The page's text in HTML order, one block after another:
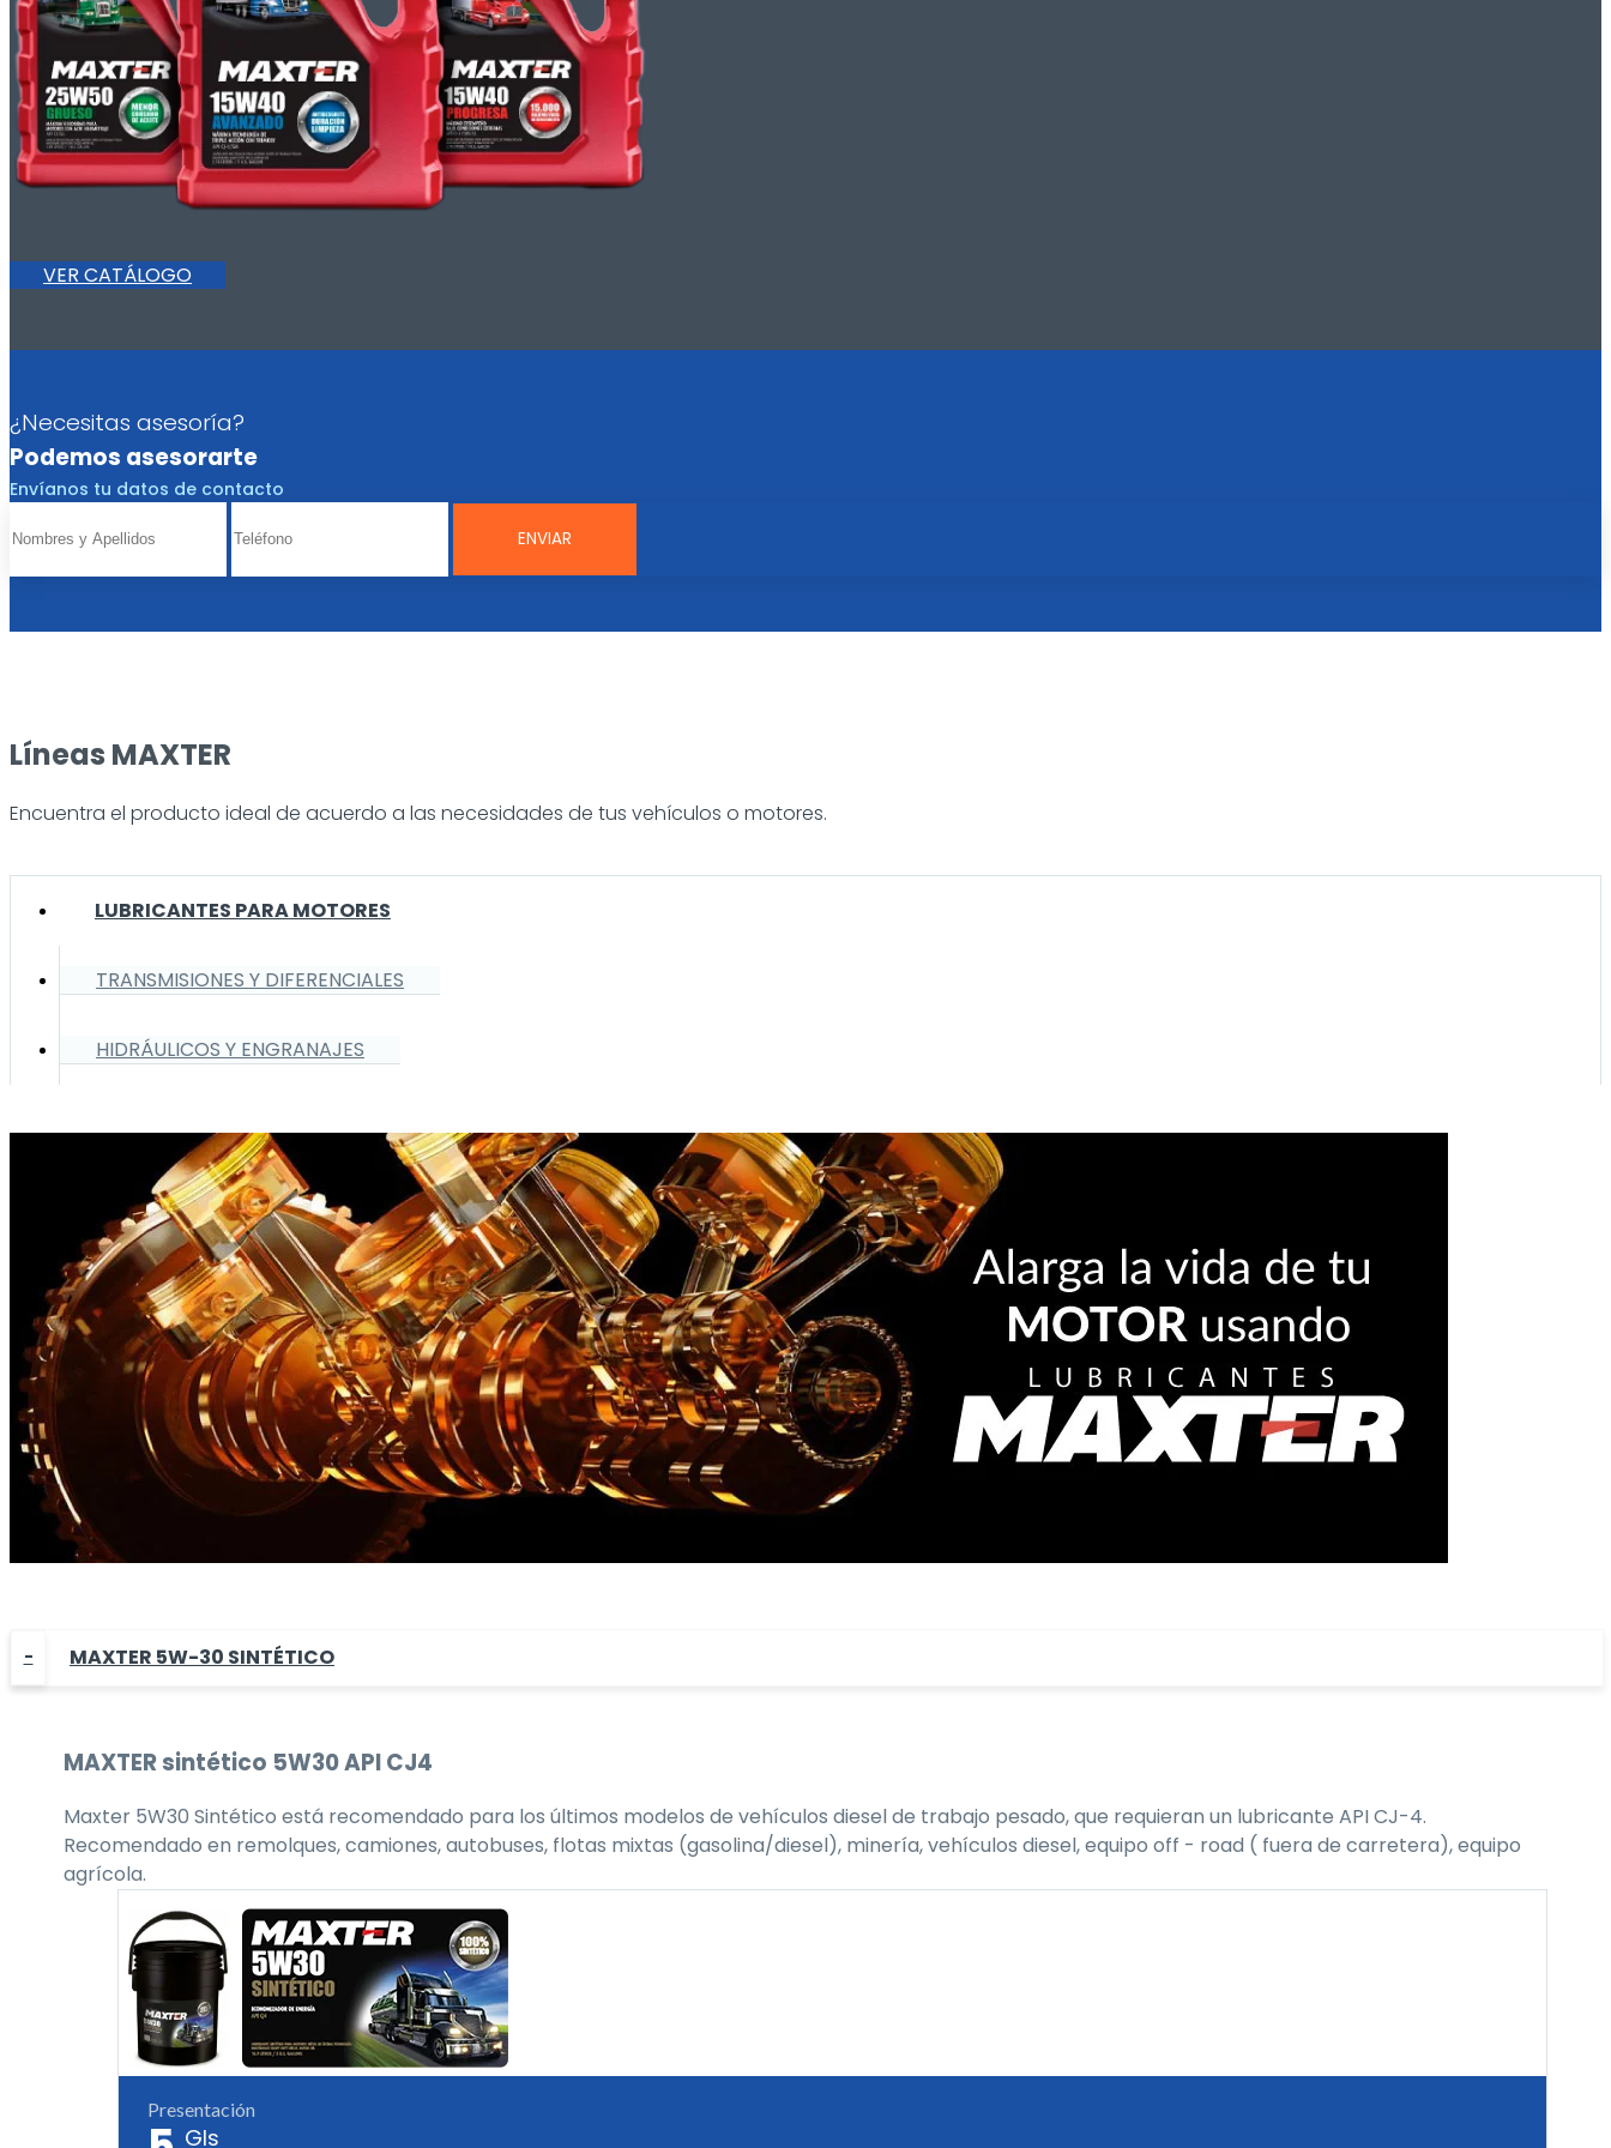
VER CATÁLOGO
¿Necesitas asesoría?
Podemos asesorarte
Envíanos tu datos de contacto
Líneas MAXTER
Encuentra el producto ideal de acuerdo a las necesidades de tus vehículos o motores.
LUBRICANTES PARA MOTORES
TRANSMISIONES Y DIFERENCIALES
HIDRÁULICOS Y ENGRANAJES
MAXTER 5W-30 SINTÉTICO
MAXTERsintético 5W30API CJ4
Maxter 5W30 Sintético está recomendado para los últimos modelos de vehículos diesel de trabajo pesado, que requieran un lubricante API CJ-4.
Recomendado en remolques, camiones, autobuses, flotas mixtas (gasolina/diesel), minería, vehículos diesel, equipo off - road ( fuera de carretera), equipo
agrícola.
Presentación
Gls